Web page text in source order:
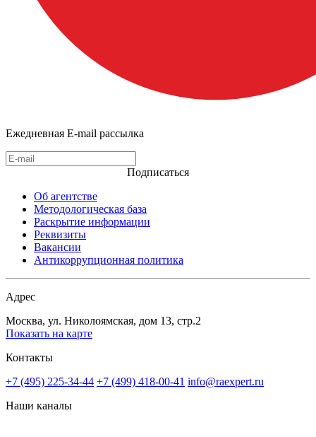
Ежедневная E-mail рассылка
Подписаться
Об агентстве
Методологическая база
Раскрытие информации
Реквизиты
Вакансии
Антикоррупционная политика
Адрес
Москва, ул. Николоямская, дом 13, стр.2
Показать на карте
Контакты
+7 (495) 225-34-44 +7 (499) 418-00-41 info@raexpert.ru
Наши каналы